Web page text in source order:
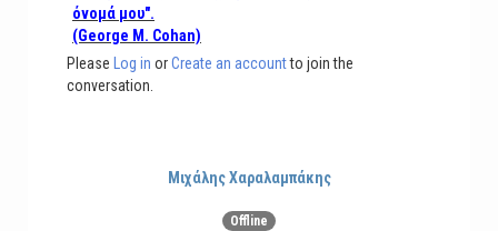
όνομά μου".
(George M. Cohan)
Please
Log in orCreate an accountto join the
conversation.
Μιχάλης Χαραλαμπάκης
Offline